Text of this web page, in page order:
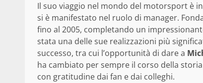
Il suo viaggio nel mondo del motorsport è
si è manifestato nel ruolo di manager.
fino al 2005, completando un
stata una delle sue realizzazioni più
successo, tra cui l’opportunità di dare a
ha cambiato per sempre il corso della
con gratitudine dai fan e dai colleghi.